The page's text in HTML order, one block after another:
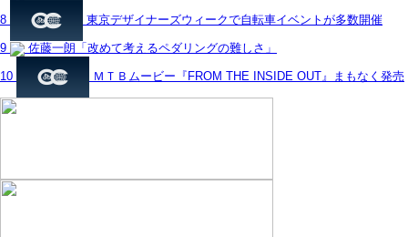
8 東京デザイナーズウィークで自転車イベントが多数開催
9 佐藤一朗「改めて考えるペダリングの難しさ」
10 ＭＴＢムービー『FROM THE INSIDE OUT』まもなく発売